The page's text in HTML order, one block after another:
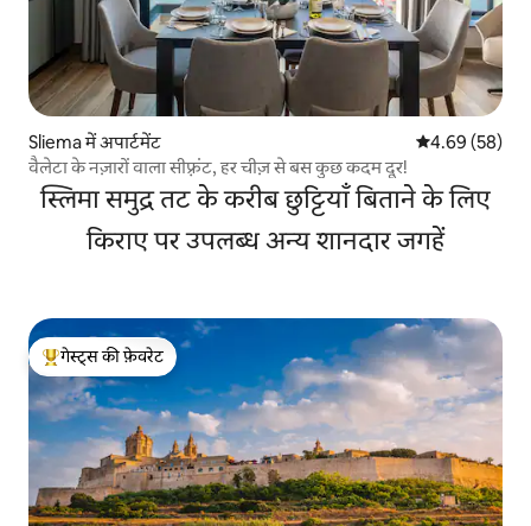
Sliema में अपार्टमेंट औसत रेटिंग 5 में
4.69 (58)
वैलेटा के नज़ारों वाला सीफ़्रंट, हर चीज़ से बस कुछ कदम दूर!
स्लिमा समुद्र तट के करीब छुट्टियाँ बिताने के लिए
किराए पर उपलब्ध अन्य शानदार जगहें
गेस्ट्स का टॉप फ़ेवरेट
गेस्ट्स की फ़ेवरेट